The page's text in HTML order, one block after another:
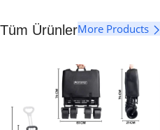
Tüm ÜrünlerMore Products